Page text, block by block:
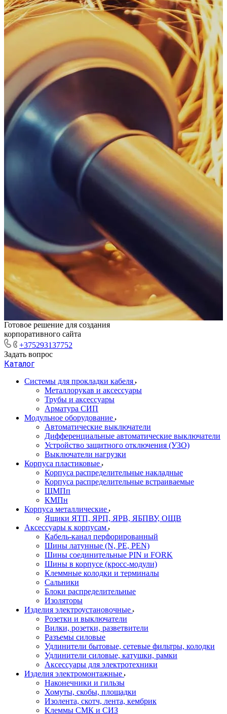
Готовое решение для создания
корпоративного сайта
+375293137752
Задать вопрос
Каталог
Системы для прокладки кабеля
Металлорукав и аксессуары
Трубы и аксессуары
Арматура СИП
Модульное оборудование
Автоматические выключатели
Дифференциальные автоматические выключатели
Устройство защитного отключения (УЗО)
Выключатели нагрузки
Корпуса пластиковые
Корпуса распределительные накладные
Корпуса распределительные встраиваемые
ЩМПп
КМПн
Корпуса металлические
Ящики ЯТП, ЯРП, ЯРВ, ЯБПВУ, ОЩВ
Аксессуары к корпусам
Кабель-канал перфорированный
Шины латунные (N, PE, PEN)
Шины соединительные PIN и FORK
Шины в корпусе (кросс-модули)
Клеммные колодки и терминалы
Сальники
Блоки распределительные
Изоляторы
Изделия электроустановочные
Розетки и выключатели
Вилки, розетки, разветвители
Разъемы силовые
Удлинители бытовые, сетевые фильтры, колодки
Удлинители силовые, катушки, рамки
Аксессуары для электротехники
Изделия электромонтажные
Наконечники и гильзы
Хомуты, скобы, площадки
Изолента, скотч, лента, кембрик
Клеммы СМК и СИЗ